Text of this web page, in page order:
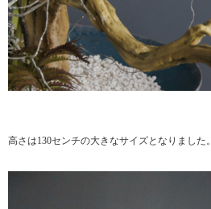
高さは130センチの大きなサイズとなりました。